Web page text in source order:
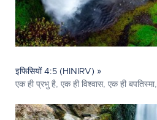
इफिसियों 4:5 (HINIRV) »
एक ही प्रभु है, एक ही विश्वास, एक ही बपतिस्मा,